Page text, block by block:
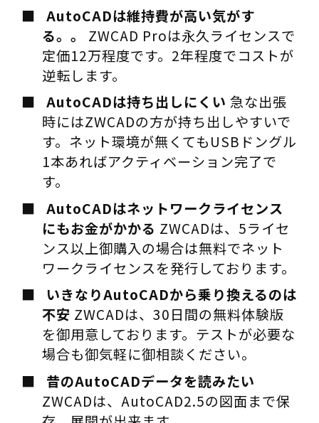
AutoCADは維持費が高い気がす
る。。
ZWCAD Proは永久ライセンスで
定価12万程度です。2年程度でコストが
逆転します。
AutoCADは持ち出しにくい 急な出張
時にはZWCADの方が持ち出しやすいで
す。ネット環境が無くてもUSBドングル
1本あればアクティベーション完了で
す。
AutoCADはネットワークライセンス
にもお金がかかる ZWCADは、5ライセ
ンス以上御購入の場合は無料でネット
ワークライセンスを発行しております。
いきなりAutoCADから乗り換えるのは
不安 ZWCADは、30日間の無料体験版
を御用意しております。テストが必要な
場合も御気軽に御相談ください。
昔のAutoCADデータを読みたい
ZWCADは、AutoCAD2.5の図面まで保